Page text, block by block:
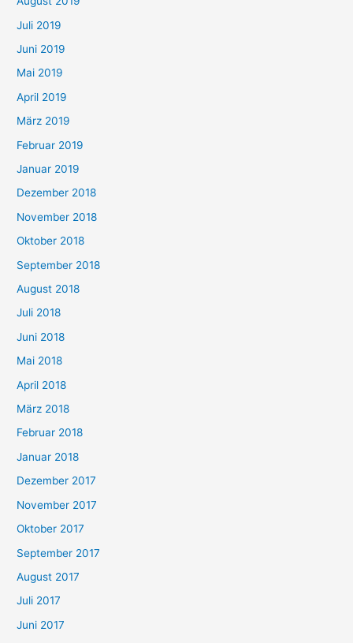
Juli 2019
Juni 2019
Mai 2019
April 2019
März 2019
Februar 2019
Januar 2019
Dezember 2018
November 2018
Oktober 2018
September 2018
August 2018
Juli 2018
Juni 2018
Mai 2018
April 2018
März 2018
Februar 2018
Januar 2018
Dezember 2017
November 2017
Oktober 2017
September 2017
August 2017
Juli 2017
Juni 2017